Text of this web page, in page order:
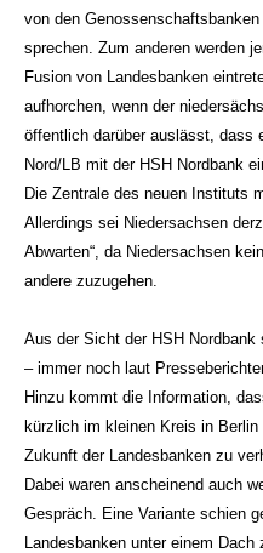
von den
sprechen. Zum anderen werden
Fusion von Landesbanken
aufhorchen, wenn der
öffentlich darüber auslässt, dass
Nord/LB mit der HSH Nordbank
Die Zentrale des neuen Instituts
Allerdings sei Niedersachsen
Abwarten“, da Niedersachsen
andere zuzugehen.
Aus der Sicht der HSH
– immer noch laut
Hinzu kommt die Information,
kürzlich im kleinen Kreis in
Zukunft der Landesbanken zu
Dabei waren anscheinend auch
Gespräch. Eine Variante schien
Landesbanken unter einem